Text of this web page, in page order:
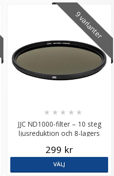
9 varianter
JJC ND1000-filter – 10 steg
ljusreduktion och 8-lagers
★ ★ ★ ★ ★
299 kr
VÄLJ